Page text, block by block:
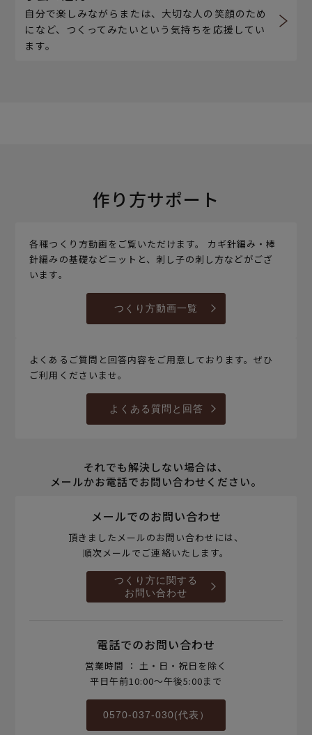
自分で楽しみながらまたは、大切な人の笑顔のため
になど、つくってみたいという気持ちを応援してい
ます。
作り方サポート
各種つくり方動画をご覧いただけます。 カギ針編み・棒
針編みの基礎などニットと、刺し子の刺し方などがござ
います。
つくり方動画一覧
よくあるご質問と回答内容をご用意しております。ぜひ
ご利用くださいませ。
よくある質問と回答
それでも解決しない場合は、
メールかお電話でお問い合わせください。
メールでのお問い合わせ
頂きましたメールのお問い合わせには、
順次メールでご連絡いたします。
つくり方に関する
お問い合わせ
電話でのお問い合わせ
営業時間 ： 土・日・祝日を除く
平日午前10:00～午後5:00まで
0570-037-030(代表）